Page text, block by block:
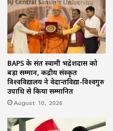
BAPS के संत स्वामी भद्रेशदास को
बड़ा सम्मान, केंद्रीय संस्कृत
विश्वविद्यालय ने वेदान्तविद्या-विश्वगुरु
उपाधि से किया सम्मानित
August 10, 2026